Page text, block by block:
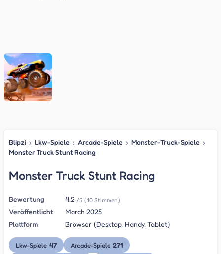
Blipzi › Lkw-Spiele › Arcade-Spiele › Monster-Truck-Spiele ›
Monster Truck Stunt Racing
Monster Truck Stunt Racing
Bewertung 4.2 /5 (10 Stimmen)
Veröffentlicht
March 2025
Plattform
Browser (Desktop, Handy, Tablet)
Lkw-Spiele 47 Arcade-Spiele 271